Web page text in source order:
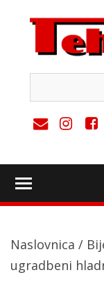
content
Naslovnica /
ugradbeni